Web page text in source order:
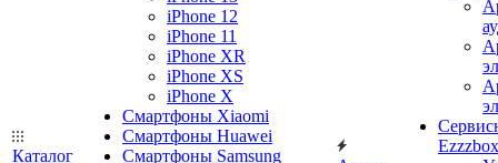
Каталог
iPhone 12
iPhone 11
iPhone XR
iPhone XS
iPhone X
Смартфоны Xiaomi
Смартфоны Huawei
Смартфоны Samsung
Ezzzbox